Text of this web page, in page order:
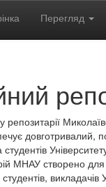
Перегляд
репозитарії
довготривалий,
студентів
МНАУ створено
викладачів